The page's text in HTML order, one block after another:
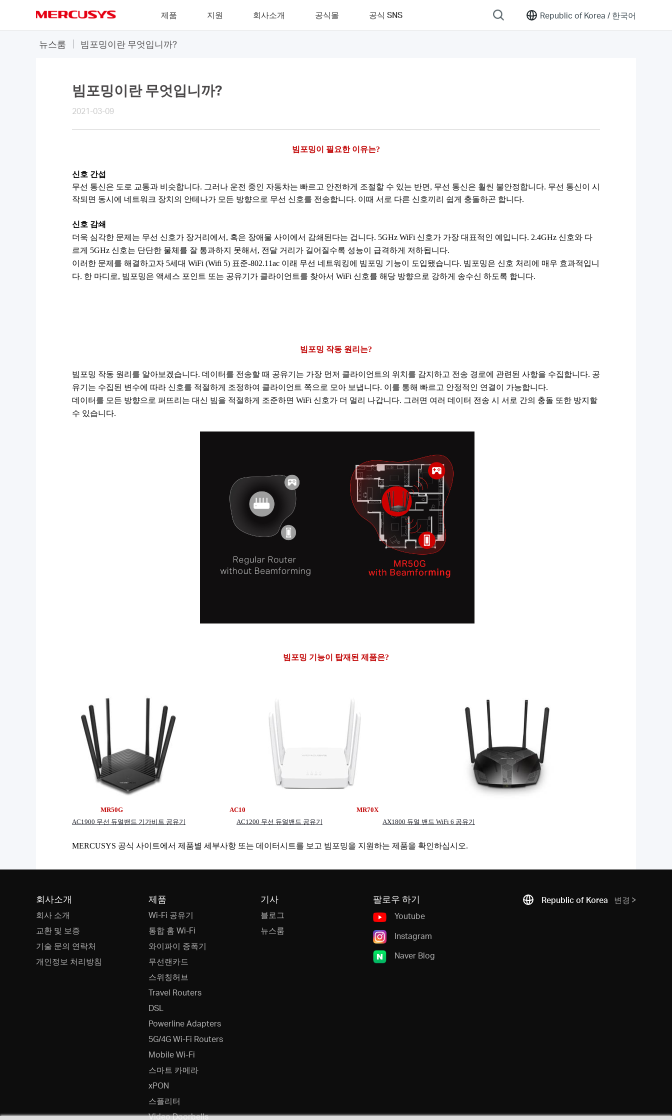
Republic of Korea / 한국어
제품 지원 회사소개 공식몰 공식 SNS
뉴스룸 빔포밍이란 무엇입니까?
빔포밍이란 무엇입니까?
2021-03-09
빔포밍이 필요한 이유는?
신호 간섭
무선 통신은 도로 교통과 비슷합니다. 그러나 운전 중인 자동차는 빠르고 안전하게 조절할 수 있는 반면, 무선 통신은 훨씬 불안정합니다. 무선 통신이 시
작되면 동시에 네트워크 장치의 안테나가 모든 방향으로 무선 신호를 전송합니다. 이때 서로 다른 신호끼리 쉽게 충돌하곤 합니다.
신호 감쇄
더욱 심각한 문제는 무선 신호가 장거리에서, 혹은 장애물 사이에서 감쇄된다는 겁니다. 5GHz WiFi 신호가 가장 대표적인 예입니다. 2.4GHz 신호와 다
르게 5GHz 신호는 단단한 물체를 잘 통과하지 못해서, 전달 거리가 길어질수록 성능이 급격하게 저하됩니다.
이러한 문제를 해결하고자 5세대 WiFi (Wifi 5) 표준-802.11ac 이래 무선 네트워킹에 빔포밍 기능이 도입됐습니다. 빔포밍은 신호 처리에 매우 효과적입니
다. 한 마디로, 빔포밍은 액세스 포인트 또는 공유기가 클라이언트를 찾아서 WiFi 신호를 해당 방향으로 강하게 송수신 하도록 합니다.
빔포밍 작동 원리는?
빔포밍 작동 원리를 알아보겠습니다. 데이터를 전송할 때 공유기는 가장 먼저 클라이언트의 위치를 감지하고 전송 경로에 관련된 사항을 수집합니다. 공
유기는 수집된 변수에 따라 신호를 적절하게 조정하여 클라이언트 쪽으로 모아 보냅니다. 이를 통해 빠르고 안정적인 연결이 가능합니다.
데이터를 모든 방향으로 퍼뜨리는 대신 빔을 적절하게 조준하면 WiFi 신호가 더 멀리 나갑니다. 그러면 여러 데이터 전송 시 서로 간의 충돌 또한 방지할
수 있습니다.
빔포밍 기능이 탑재된 제품은?
MR50G AC10 MR70X
AC1900 무선 듀얼밴드 기가비트 공유기
AC1200 무선 듀얼밴드 공유기 AX1800 듀얼 밴드 WiFi 6 공유기
MERCUSYS 공식 사이트에서 제품별 세부사항 또는 데이터시트를 보고 빔포밍을 지원하는 제품을 확인하십시오.
회사소개
회사 소개
교환 및 보증
기술 문의 연락처
개인정보 처리방침
제품
Wi-Fi 공유기
통합 홈 Wi-Fi
와이파이 증폭기
무선랜카드
스위칭허브
Travel Routers
DSL
Powerline Adapters
5G/4G Wi-Fi Routers
Mobile Wi-Fi
스마트 카메라
xPON
스플리터
Video Doorbells
기사
블로그
뉴스룸
팔로우 하기
Youtube
Instagram
Naver Blog
Republic of Korea 변경